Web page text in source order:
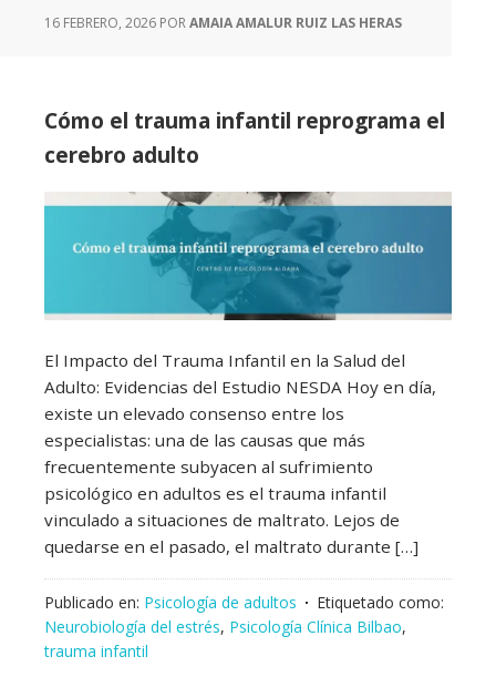
16 FEBRERO, 2026 PORAMAIA AMALUR RUIZ LAS HERAS
Cómo el trauma infantil reprograma el
cerebro adulto
El Impacto del Trauma Infantil en la Salud del
Adulto: Evidencias del Estudio NESDA Hoy en día,
existe un elevado consenso entre los
especialistas: una de las causas que más
frecuentemente subyacen al sufrimiento
psicológico en adultos es el trauma infantil
vinculado a situaciones de maltrato. Lejos de
quedarse en el pasado, el maltrato durante […]
Publicado en: Psicología de adultos
Etiquetado como:
Neurobiología del estrés, Psicología Clínica Bilbao,
trauma infantil